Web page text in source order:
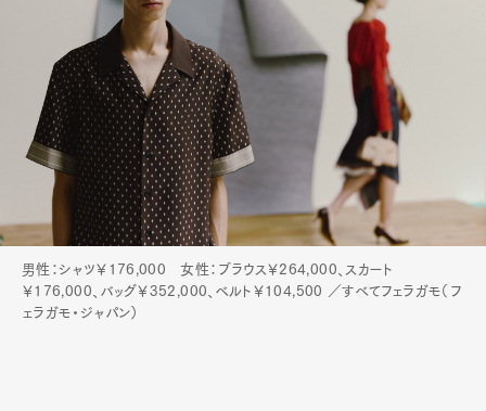
男性：シャツ￥176,000 女性：ブラウス￥264,000、スカート
￥176,000、バッグ￥352,000、ベルト￥104,500 ／すべてフェラガモ（フ
ェラガモ・ジャパン）